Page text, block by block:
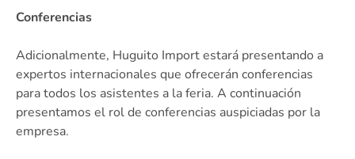
Conferencias
Adicionalmente, Huguito Import estará presentando a
expertos internacionales que ofrecerán conferencias
para todos los asistentes a la feria. A continuación
presentamos el rol de conferencias auspiciadas por la
empresa.